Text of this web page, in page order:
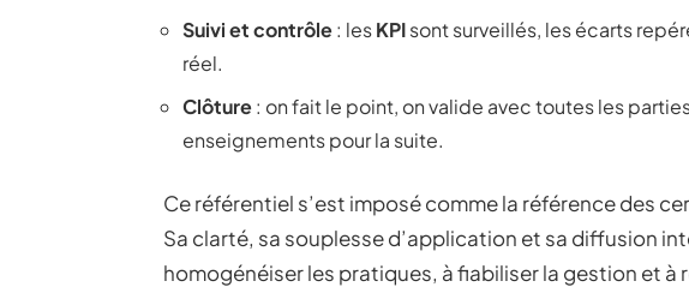
Suivi et contrôle: lesKPIsont surveillés, les écarts
réel.
Clôture: on fait le point, on valide avec toutes les
enseignements pour la suite.
Ce référentiel s’est imposé comme la référence des
Sa clarté, sa souplesse d’application et sa diffusion
homogénéiser les pratiques, à fiabiliser la gestion et à